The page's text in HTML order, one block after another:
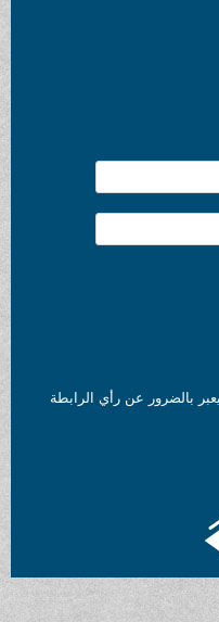
بالضرور عن رأي الرابطة